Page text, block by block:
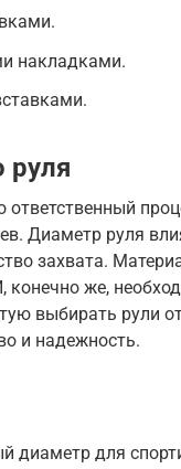
накладками.
руля
ответственный
Диаметр руля
захвата.
же,
выбирать рули
и надежность.
диаметр для